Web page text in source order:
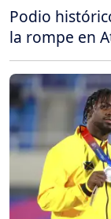
Podio
la rompe en